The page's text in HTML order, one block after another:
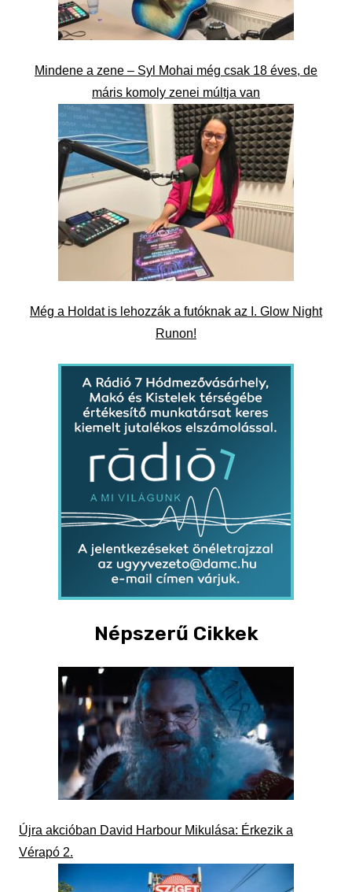
Mindene a zene – Syl Mohai még csak 18 éves, de
máris komoly zenei múltja van
Még a Holdat is lehozzák a futóknak az I. Glow Night
Runon!
Népszerű Cikkek
Újra akcióban David Harbour Mikulása: Érkezik a
Vérapó 2.